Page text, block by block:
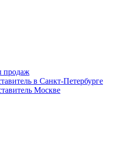
продаж
в Санкт-Петербурге
Москве